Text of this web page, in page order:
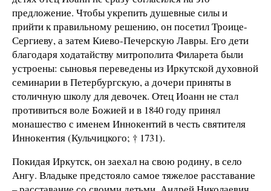
предложение. Чтобы укрепить душевные силы и
прийти к правильному решению, он посетил Троице-
Сергиеву, а затем Киево-Печерскую Лавры. Его дети
благодаря ходатайству митрополита Филарета были
устроены: сыновья переведены из Иркутской духовной
семинарии в Петербургскую, а дочери приняты в
столичную школу для девочек. Отец Иоанн не стал
противиться воле Божией и в 1840 году принял
монашество с именем Иннокентий в честь святителя
Иннокентия (Кульчицкого; † 1731).
Покидая Иркутск, он заехал на свою родину, в село
Ангу. Владыке предстояло самое тяжелое расставание